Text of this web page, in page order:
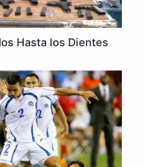
Hasta los Dientes